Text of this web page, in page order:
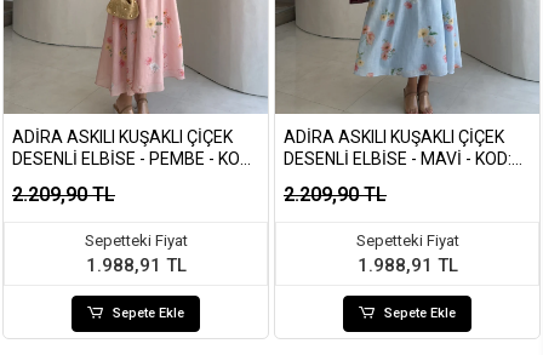
ADIRA ASKILI KUŞAKLI ÇIÇEK
DESENLI ELBISE - PEMBE - KOD:
2.209,90 TL
Sepetteki Fiyat
1.988,91 TL
Sepete Ekle
ADIRA ASKILI KUŞAKLI ÇIÇEK
DESENLI ELBISE - MAVI - KOD:
2.209,90 TL
Sepetteki Fiyat
1.988,91 TL
Sepete Ekle